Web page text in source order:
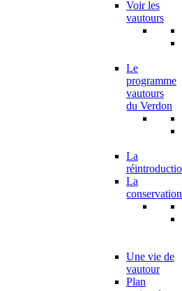
Voir les
vautours
Le
programme
vautours
du Verdon
La
La
conservation
Une vie de
vautour
Plan